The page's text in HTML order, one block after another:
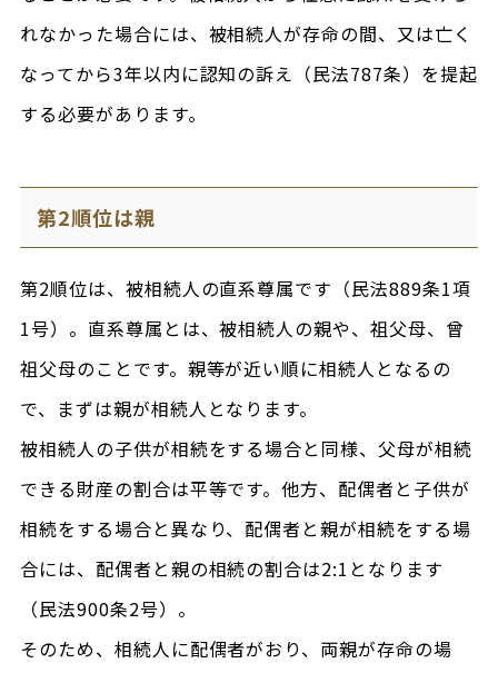
れなかった場合には、被相続人が存命の間、又は亡く
なってから3年以内に認知の訴え（民法787条）を提起
する必要があります。
第2順位は親
第2順位は、被相続人の直系尊属です（民法889条1項
1号）。直系尊属とは、被相続人の親や、祖父母、曾
祖父母のことです。親等が近い順に相続人となるの
で、まずは親が相続人となります。
被相続人の子供が相続をする場合と同様、父母が相続
できる財産の割合は平等です。他方、配偶者と子供が
相続をする場合と異なり、配偶者と親が相続をする場
合には、配偶者と親の相続の割合は2:1となります
（民法900条2号）。
そのため、相続人に配偶者がおり、両親が存命の場